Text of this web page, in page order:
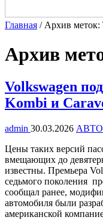
Главная / Архив меток:
Архив
Volkswagen
Kombi и
admin 30.03.2026 АВТО
Цены таких версий
вмещающих до
известны. Премьера
седьмого поколения
сообщал ранее,
автомобиля были
американской